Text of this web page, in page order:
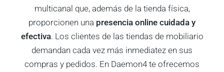
multicanal que, además de la tienda física,
proporcionen una presencia online cuidada y
efectiva. Los clientes de las tiendas de mobiliario
demandan cada vez más inmediatez en sus
compras y pedidos. En Daemon4 te ofrecemos